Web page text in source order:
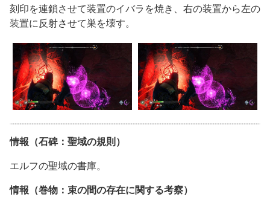
刻印を連鎖させて装置のイバラを焼き、右の装置から左の
装置に反射させて巣を壊す。
情報（石碑：聖域の規則）
エルフの聖域の書庫。
情報（巻物：束の間の存在に関する考察）